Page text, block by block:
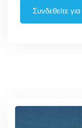
Συνδεθείτε